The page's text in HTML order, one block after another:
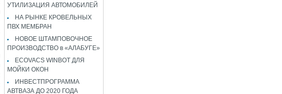
УТИЛИЗАЦИЯ АВТОМОБИЛЕЙ
НА РЫНКЕ КРОВЕЛЬНЫХ
ПВХ МЕМБРАН
НОВОЕ ШТАМПОВОЧНОЕ
ПРОИЗВОДСТВО в «АЛАБУГЕ»
ECOVACS WINBOT ДЛЯ
МОЙКИ ОКОН
ИНВЕСТПРОГРАММА
АВТВАЗА ДО 2020 ГОДА